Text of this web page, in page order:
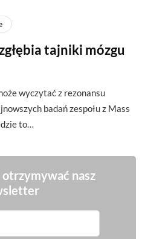
tajniki mózgu
wyczytać z rezonansu
badań zespołu z Mass
to…
otrzymywać nasz